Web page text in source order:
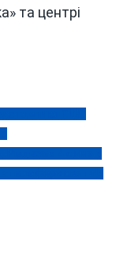
та центрі